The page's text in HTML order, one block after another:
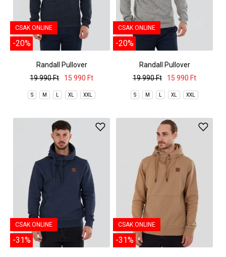
CSAK ONLINE
-20%
Randall Pullover
19 990 Ft
15 990 Ft
S M L XL XXL
CSAK ONLINE
-20%
Randall Pullover
19 990 Ft
15 990 Ft
S M L XL XXL
CSAK ONLINE
-31%
CSAK ONLINE
-31%